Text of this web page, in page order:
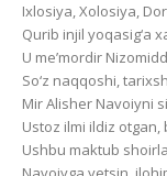
Ixlosiya, Xolosiya,
Qurib injil yoqasig‘a
U me’mordir
So‘z naqqoshi,
Mir Alisher Navoiyni
Ustoz ilmi ildiz
Ushbu maktub